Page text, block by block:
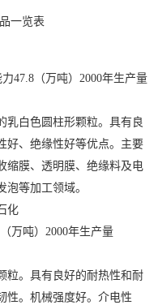
一览表
47.8（万吨）2000年生产量
乳白色圆柱形颗粒。具有良
好、绝缘性好等优点。主要
缩膜、透明膜、绝缘料及电
等加工领域。
化
万吨）2000年生产量
粒。具有良好的耐热性和耐
性。机械强度好。介电性